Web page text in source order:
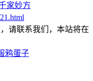
家妙方
请联系我们，本站将在
鸦蛋子